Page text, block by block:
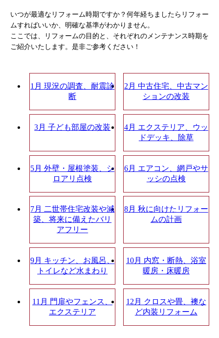
いつが最適なリフォーム時期ですか？何年経ちましたらリフォー
ムすればいいか、明確な基準がわかりません。
ここでは、リフォームの目的と、それぞれのメンテナンス時期を
ご紹介いたします。是非ご参考ください！
1月 現況の調査、耐震診
断
2月 中古住宅、中古マン
ションの改装
3月 子ども部屋の改装
4月 エクステリア、ウッ
ドデッキ、除草
5月 外壁・屋根塗装、シ
ロアリ点検
6月 エアコン、網戸やサ
ッシの点検
7月 二世帯住宅改装や減
築、将来に備えたバリ
アフリー
8月 秋に向けたリフォー
ムの計画
9月 キッチン、お風呂、
トイレなど水まわり
10月 内窓・断熱、浴室
暖房・床暖房
11月 門扉やフェンス、
エクステリア
12月 クロスや畳、襖な
ど内装リフォーム